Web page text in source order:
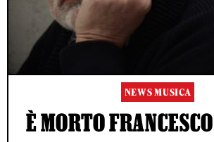
NEWS MUSICA
È MORTO